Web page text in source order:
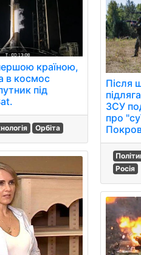
країною,
в космос
під
Орбіта
Після
ЗСУ
про
Росія